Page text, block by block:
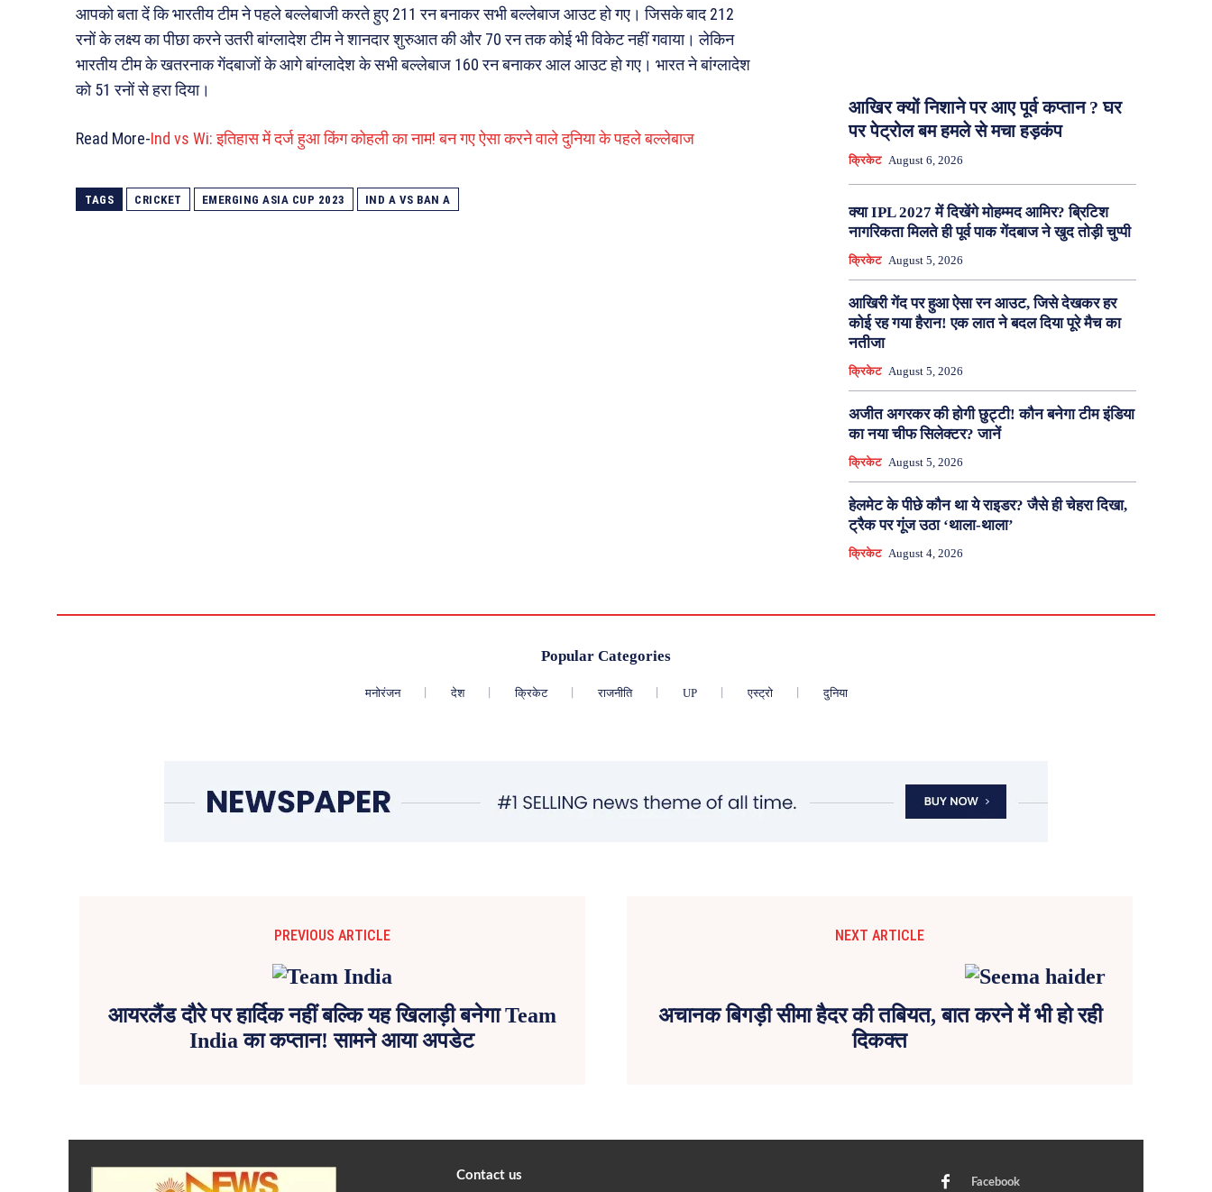
आपको बता दें कि भारतीय टीम ने पहले बल्लेबाजी करते हुए 211 रन बनाकर सभी बल्लेबाज आउट हो गए। जिसके बाद 212
रनों के लक्ष्य का पीछा करने उतरी बांग्लादेश टीम ने शानदार शुरुआत की और 70 रन तक कोई भी विकेट नहीं गवाया। लेकिन
भारतीय टीम के खतरनाक गेंदबाजों के आगे बांग्लादेश के सभी बल्लेबाज 160 रन बनाकर आल आउट हो गए। भारत ने बांग्लादेश
को 51 रनों से हरा दिया।
Read More-Ind vs Wi: इतिहास में दर्ज हुआ किंग कोहली का नाम! बन गए ऐसा करने वाले दुनिया के पहले बल्लेबाज
TAGS CRICKET EMERGING ASIA CUP 2023 IND A VS BAN A
आखिर क्यों निशाने पर आए पूर्व कप्तान ? घर
पर पेट्रोल बम हमले से मचा हड़कंप
क्रिकेट August 6, 2026
क्या IPL 2027 में दिखेंगे मोहम्मद आमिर? ब्रिटिश
नागरिकता मिलते ही पूर्व पाक गेंदबाज ने खुद तोड़ी चुप्पी
क्रिकेट August 5, 2026
आखिरी गेंद पर हुआ ऐसा रन आउट, जिसे देखकर हर
कोई रह गया हैरान! एक लात ने बदल दिया पूरे मैच का
नतीजा
क्रिकेट August 5, 2026
अजीत अगरकर की होगी छुट्टी! कौन बनेगा टीम इंडिया
का नया चीफ सिलेक्टर? जानें
क्रिकेट August 5, 2026
हेलमेट के पीछे कौन था ये राइडर? जैसे ही चेहरा दिखा,
ट्रैक पर गूंज उठा ‘थाला-थाला’
क्रिकेट August 4, 2026
Popular Categories
मनोरंजन देश क्रिकेट राजनीति UP एस्ट्रो दुनिया
PREVIOUS ARTICLE
आयरलैंड दौरे पर हार्दिक नहीं बल्कि यह खिलाड़ी बनेगा Team
India का कप्तान! सामने आया अपडेट
NEXT ARTICLE
अचानक बिगड़ी सीमा हैदर की तबियत, बात करने में भी हो रही
दिकक्त
Contact us Facebook